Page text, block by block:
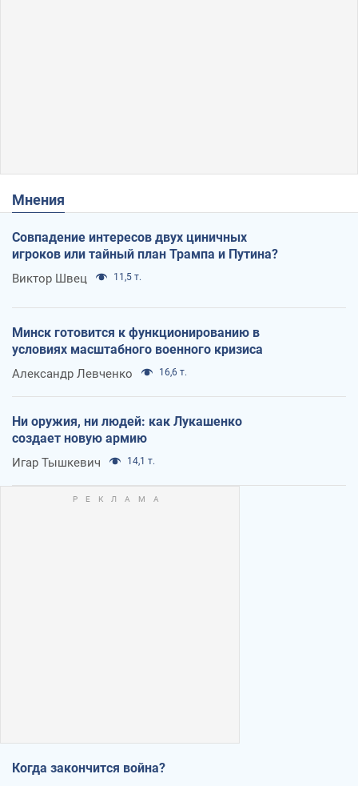
Мнения
Совпадение интересов двух циничных
игроков или тайный план Трампа и Путина?
Виктор Швец 11,5 т.
Минск готовится к функционированию в
условиях масштабного военного кризиса
Александр Левченко 16,6 т.
Ни оружия, ни людей: как Лукашенко
создает новую армию
Игар Тышкевич 14,1 т.
Когда закончится война?